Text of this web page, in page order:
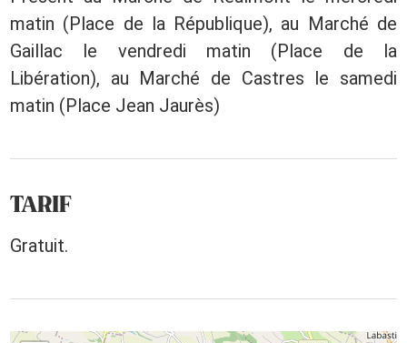
matin (Place de la République), au Marché de
Gaillac le vendredi matin (Place de la
Libération), au Marché de Castres le samedi
matin (Place Jean Jaurès)
TARIF
Gratuit.